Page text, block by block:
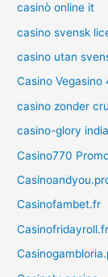
casinò online it
casino svensk
casino utan
Casino Vegasino
casino zonder
casino-glory india
Casino770
Casinofambet.fr
Casinofridayroll.fr